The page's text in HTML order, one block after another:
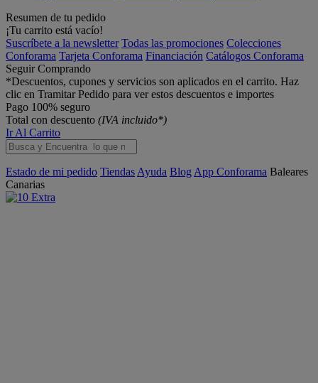
Resumen de tu pedido
¡Tu carrito está vacío!
Suscríbete a la newsletter Todas las promociones Colecciones
Conforama Tarjeta Conforama Financiación Catálogos Conforama
Seguir Comprando
*Descuentos, cupones y servicios son aplicados en el carrito. Haz
clic en Tramitar Pedido para ver estos descuentos e importes
Pago 100% seguro
Total con descuento (IVA incluido*)
Ir Al Carrito
Estado de mi pedido Tiendas Ayuda Blog App Conforama Baleares
Canarias